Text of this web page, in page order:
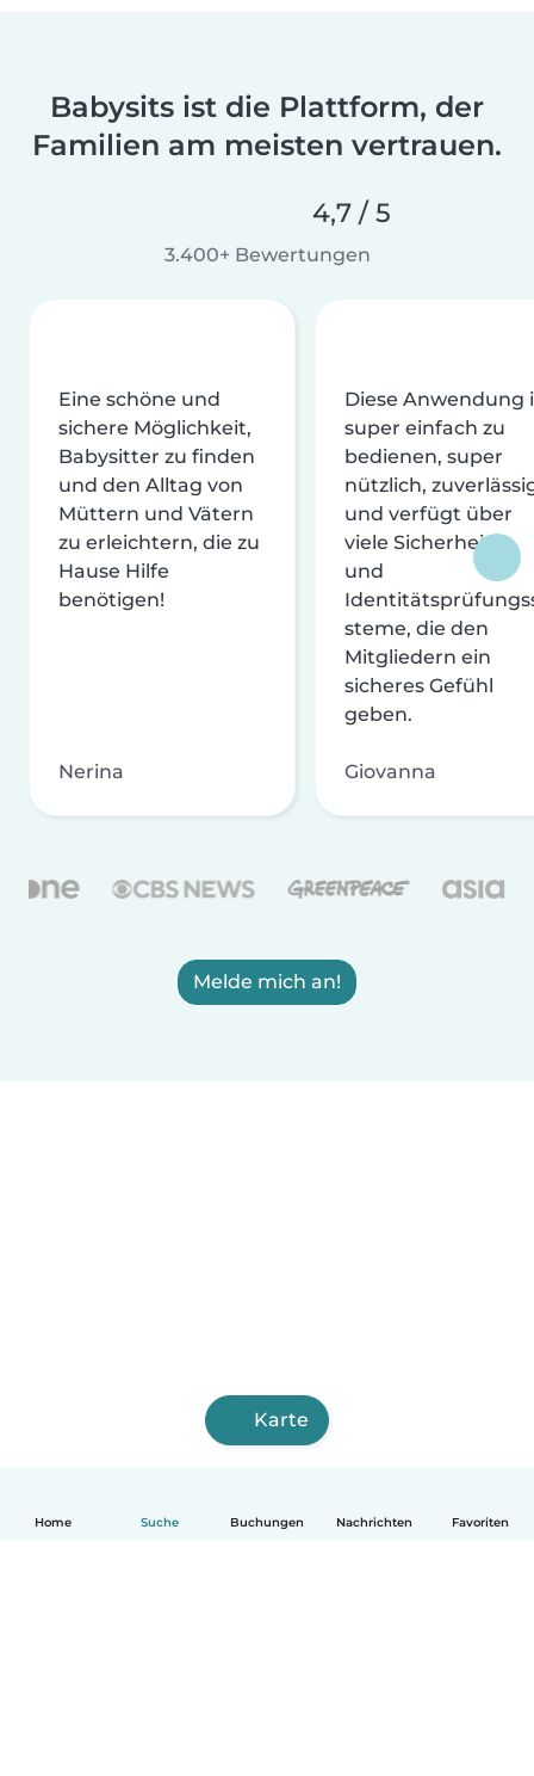
Home Suche Buchungen Nachrichten Favoriten
Babysits ist die Plattform, der
Familien am meisten vertrauen.
4,7 / 5
3.400+ Bewertungen
Eine schöne und
sichere Möglichkeit,
Babysitter zu finden
und den Alltag von
Müttern und Vätern
zu erleichtern, die zu
Hause Hilfe
benötigen!
Nerina
Diese Anwendung
super einfach zu
bedienen, super
nützlich,
und verfügt über
viele Sicherheits-
und
steme, die den
Mitgliedern ein
sicheres Gefühl
geben.
Giovanna
Melde mich an!
Karte